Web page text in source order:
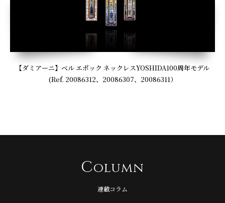
【ダミアーニ】ベル エポック ネックレスYOSHIDA100周年モデル
(Ref. 20086312、20086307、20086311）
Column
連載コラム